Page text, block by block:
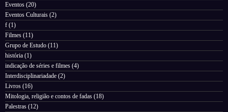
Eventos (20)
Eventos Culturais (2)
f (1)
Filmes (11)
Grupo de Estudo (11)
história (1)
indicação de séries e filmes (4)
Interdisciplinariadade (2)
Livros (16)
Mitologia, religião e contos de fadas (18)
Palestras (12)